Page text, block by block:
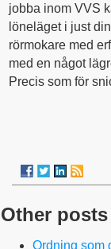
jobba inom VVS
löneläget i just
rörmokare med
med en något
Precis som för
Other posts
Ordning som